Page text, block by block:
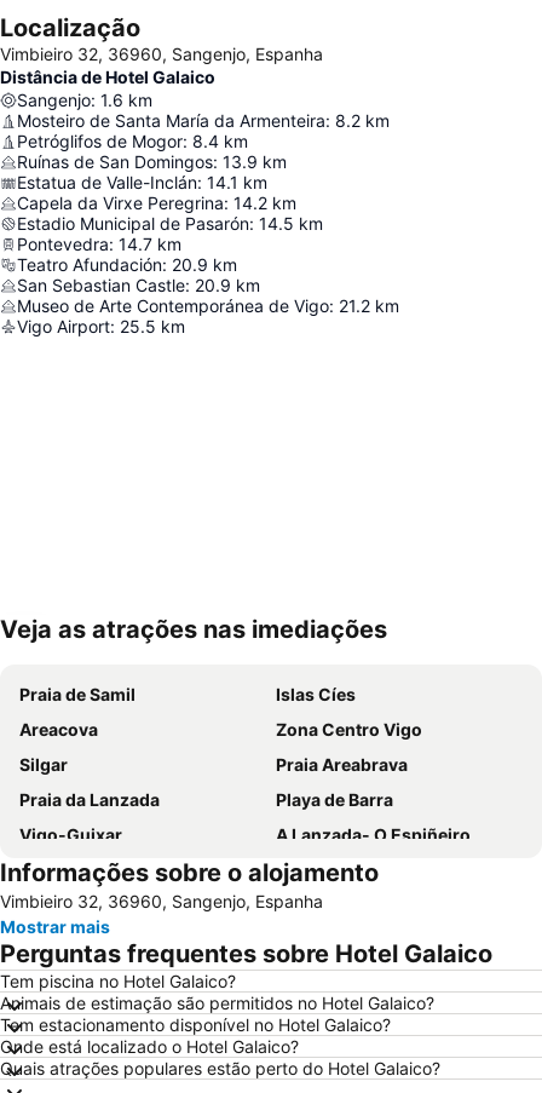
Localização
Vimbieiro 32, 36960, Sangenjo, Espanha
Distância de Hotel Galaico
Sangenjo: 1.6 km
Mosteiro de Santa María da Armenteira: 8.2 km
Petróglifos de Mogor: 8.4 km
Ruínas de San Domingos: 13.9 km
Estatua de Valle-Inclán: 14.1 km
Capela da Virxe Peregrina: 14.2 km
Estadio Municipal de Pasarón: 14.5 km
Pontevedra: 14.7 km
Teatro Afundación: 20.9 km
San Sebastian Castle: 20.9 km
Museo de Arte Contemporánea de Vigo: 21.2 km
Vigo Airport: 25.5 km
Ampliar mapa
Veja as atrações nas imediações
Praia de Samil
Islas Cíes
Areacova
Zona Centro Vigo
Silgar
Praia Areabrava
Praia da Lanzada
Playa de Barra
Vigo-Guixar
A Lanzada- O Espiñeiro
Paseo Marítimo de Baiona
Luz
Barrio de Samil
Recinto Ferial de Vigo
América
Raxó
Patos
Puerto de Baiona
Montalvo
Puerto de Aldán
O Tombo do Gato ou da Fonte
Moledo
Praia de Baltar
Posto de Turismo de Valença do Minho
Informações sobre o alojamento
Vimbieiro 32, 36960, Sangenjo, Espanha
Mostrar mais
Perguntas frequentes sobre Hotel Galaico
Tem piscina no Hotel Galaico?
Animais de estimação são permitidos no Hotel Galaico?
Tem estacionamento disponível no Hotel Galaico?
Onde está localizado o Hotel Galaico?
Quais atrações populares estão perto do Hotel Galaico?